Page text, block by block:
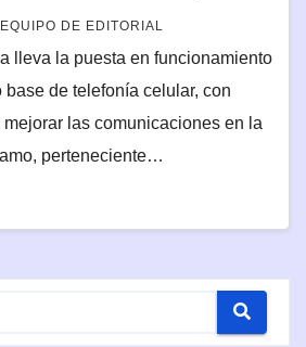
EQUIPO DE EDITORIAL
lleva la puesta en funcionamiento
de telefonía celular, con
las comunicaciones en la
perteneciente…